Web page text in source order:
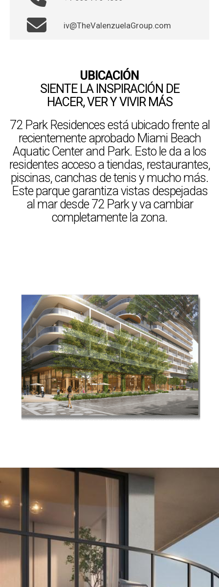
iv@TheValenzuelaGroup.com
UBICACIÓN
SIENTE LA INSPIRACIÓN DE
HACER, VER Y VIVIR MÁS
72 Park Residences está ubicado frente al
recientemente aprobado Miami Beach
Aquatic Center and Park. Esto le da a los
residentes acceso a tiendas, restaurantes,
piscinas, canchas de tenis y mucho más.
Este parque garantiza vistas despejadas
al mar desde 72 Park y va cambiar
completamente la zona.